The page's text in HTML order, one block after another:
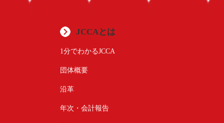
JCCAとは
1分でわかるJCCA
団体概要
沿革
年次・会計報告